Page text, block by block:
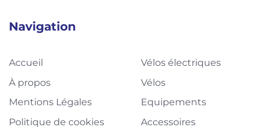
Navigation
Accueil
À propos
Mentions Légales
Politique de cookies
Vélos électriques
Vélos
Equipements
Accessoires